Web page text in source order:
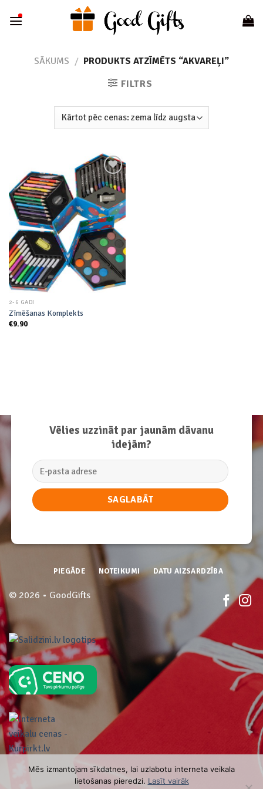
SĀKUMS / PRODUKTS ATZĪMĒTS “AKVAREĻI”
FILTRS
Add to
wishlist
2-6 GADI
Zīmēšanas Komplekts
€9.90
Vēlies uzzināt par jaunām dāvanu
idejām?
© 2026 • GoodGifts
PIEGĀDE NOTEIKUMI DATU AIZSARDZĪBA
Mēs izmantojam sīkdatnes, lai uzlabotu interneta veikala
lietošanas pieredzi. Lasīt vairāk